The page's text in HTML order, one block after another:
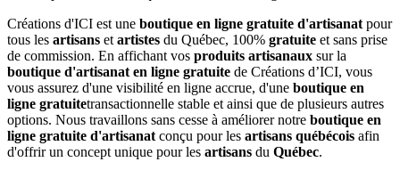
Créations d'ICI est une boutique en ligne gratuite d'artisanat pour
tous les artisans et artistes du Québec, 100% gratuite et sans prise
de commission. En affichant vos produits artisanaux sur la
boutique d'artisanat en ligne gratuite de Créations d’ICI, vous
vous assurez d'une visibilité en ligne accrue, d'une boutique en
ligne gratuitetransactionnelle stable et ainsi que de plusieurs autres
options. Nous travaillons sans cesse à améliorer notre boutique en
ligne gratuite d'artisanat conçu pour les artisans québécois afin
d'offrir un concept unique pour les artisans du Québec.